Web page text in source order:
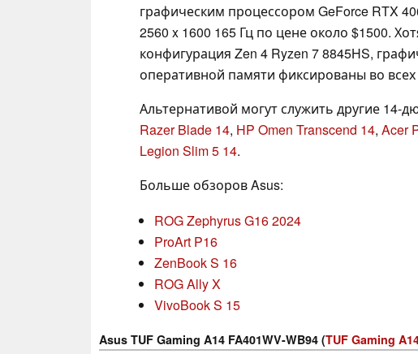
графическим процессором GeForce RTX
2560 x 1600 165 Гц по цене около $1500.
конфигурация Zen 4 Ryzen 7 8845HS,
оперативной памяти фиксированы во всех
Альтернативой могут служить другие 14-
Razer Blade 14, HP Omen Transcend 14, Acer
Legion Slim 5 14.
Больше обзоров Asus:
ROG Zephyrus G16 2024
ProArt P16
ZenBook S 16
ROG Ally X
VivoBook S 15
Asus TUF Gaming A14 FA401WV-WB94 (TUF Gaming